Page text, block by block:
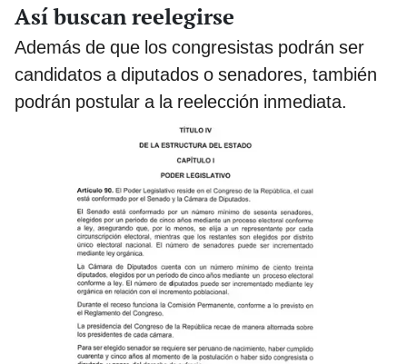
Así buscan reelegirse
Además de que los congresistas podrán ser
candidatos a diputados o senadores, también
podrán postular a la reelección inmediata.